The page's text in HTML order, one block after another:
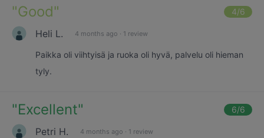
"Good" 4/6
Heli L. 4 months ago · 1 review
Paikka oli viihtyisä ja ruoka oli hyvä, palvelu oli hieman
tyly.
"Excellent" 6/6
Petri H. 4 months ago · 1 review